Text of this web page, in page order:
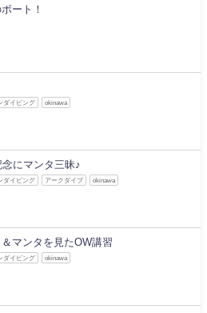
ート！
ダイビング okinawa
にマンタ三昧♪
ダイビング アークダイブ okinawa
マンタを見たOW講習
ダイビング okinawa